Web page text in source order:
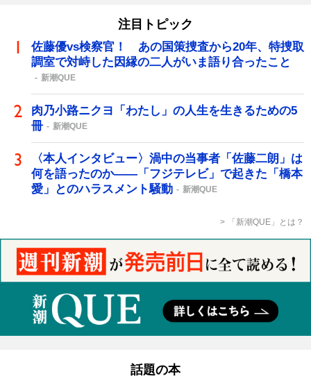
注目トピック
佐藤優vs検察官！ あの国策捜査から20年、特捜取
調室で対峙した因縁の二人がいま語り合ったこと
新潮QUE
肉乃小路ニクヨ「わたし」の人生を生きるための5
冊
新潮QUE
〈本人インタビュー〉渦中の当事者「佐藤二朗」は
何を語ったのか――「フジテレビ」で起きた「橋本
愛」とのハラスメント騒動
新潮QUE
「新潮QUE」とは？
話題の本